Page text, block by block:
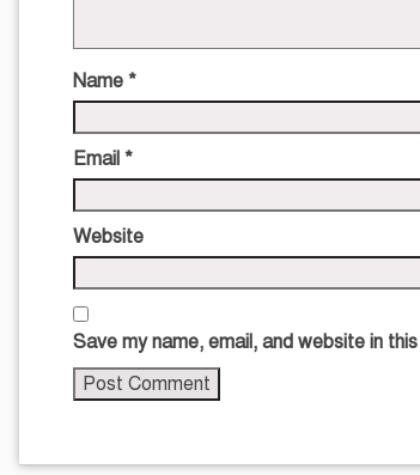
Name *
Email *
Website
Save my name, email, and website in